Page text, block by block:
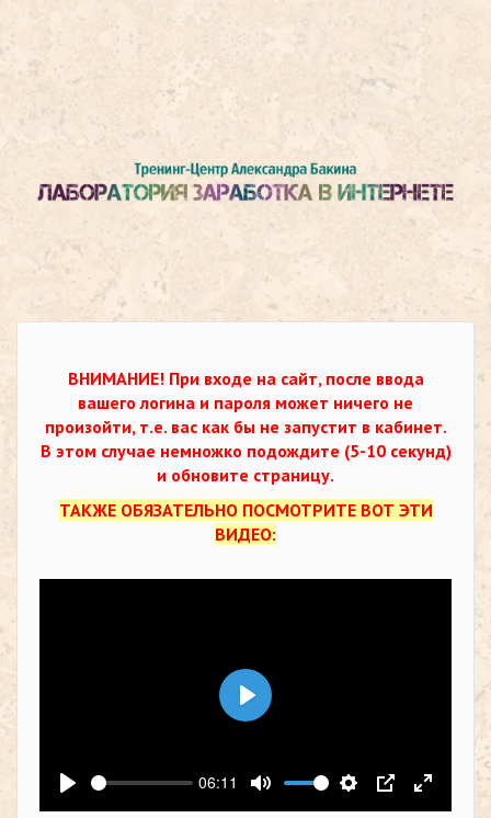
ВНИМАНИЕ! При входе на сайт, после ввода
вашего логина и пароля может ничего не
произойти, т.е. вас как бы не запустит в кабинет.
В этом случае немножко подождите (5-10 секунд)
и обновите страницу.
ТАКЖЕ ОБЯЗАТЕЛЬНО ПОСМОТРИТЕ ВОТ ЭТИ
ВИДЕО:
Воспроизвести
06:11
Выключить звук
Настройки
PIP На
Воспроизвести